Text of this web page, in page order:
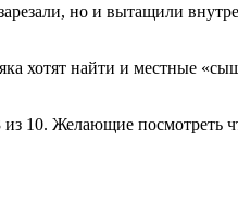
но и вытащили
хотят найти и местные
Желающие посмотреть